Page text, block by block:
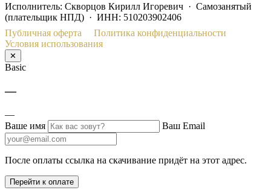
Исполнитель: Скворцов Кирилл Игоревич · Самозанятый
(плательщик НПД) · ИНН: 510203902406
Публичная оферта
Политика конфиденциальности
Условия использования
✕
Basic
—
—
Ваше имя
Ваш Email
После оплаты ссылка на скачивание придёт на этот адрес.
Перейти к оплате